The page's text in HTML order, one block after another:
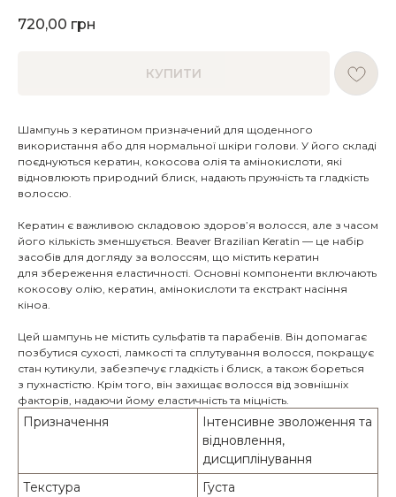
720,00 грн
КУПИТИ
Шампунь з кератином призначений для щоденного
використання або для нормальної шкіри голови. У його складі
поєднуються кератин, кокосова олія та амінокислоти, які
відновлюють природний блиск, надають пружність та гладкість
волоссю.
Кератин є важливою складовою здоров’я волосся, але з часом
його кількість зменшується. Beaver Brazilian Keratin — це набір
засобів для догляду за волоссям, що містить кератин
для збереження еластичності. Основні компоненти включають
кокосову олію, кератин, амінокислоти та екстракт насіння
кіноа.
Цей шампунь не містить сульфатів та парабенів. Він допомагає
позбутися сухості, ламкості та сплутування волосся, покращує
стан кутикули, забезпечує гладкість і блиск, а також бореться
з пухнастістю. Крім того, він захищає волосся від зовнішніх
факторів, надаючи йому еластичність та міцність.
Призначення
Інтенсивне зволоження та
відновлення,
дисциплінування
Текстура
Густа